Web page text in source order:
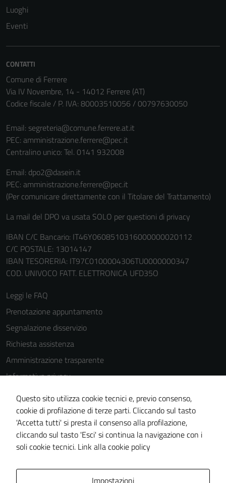
Luoghi
Eventi
CONTATTI
Comune di Ferrere
Via IV Novembre, 14 - 14012 Ferrere (AT)
Codice fiscale / P. IVA: 80003510056 / 00797630050
Email: segreteria@comune.ferrere.at.it
PEC: amministrazione.ferrere@pec.it
Centralino unico: Tel. 0141 932008
Email: dpo2@dasein.it
PEC: amministrazione.ferrere@pec.it
(Per comunicare direttamente con il Titolare del Trattamento)
La mail del DPO va usata SOLO per questioni di privacy
IBAN C/C Bancario: IT46Y0608510316000000020112
C/C POSTALE: 13014147
IBAN TESORERIA: IT97C0100004306TU0000000347
COD. UNIVOCO FATT. ELETTRONICA UFD35O
Leggi le FAQ
Prenotazione appuntamento
Segnalazione disservizio
Richiesta assistenza
Amministrazione trasparente
Informativa privacy
Cookie Policy
Note legali
Dichiarazione di accessibilità
Piano di miglioramento del sito
Questo sito utilizza cookie tecnici e, previo consenso,
cookie di profilazione di terze parti. Cliccando sul tasto
'Accetta tutti' si presta il consenso alla profilazione,
cliccando sul tasto 'Esci' si continua la navigazione con i
soli cookie tecnici. Link alla cookie policy
Impostazioni
non raccolgono
informazioni